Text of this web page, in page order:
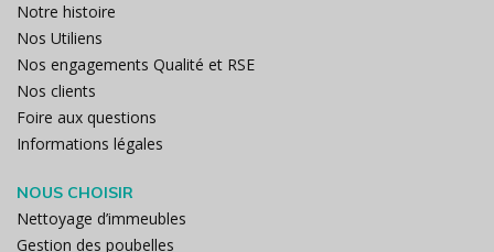
Notre histoire
Nos Utiliens
Nos engagements Qualité et RSE
Nos clients
Foire aux questions
Informations légales
NOUS CHOISIR
Nettoyage d’immeubles
Gestion des poubelles